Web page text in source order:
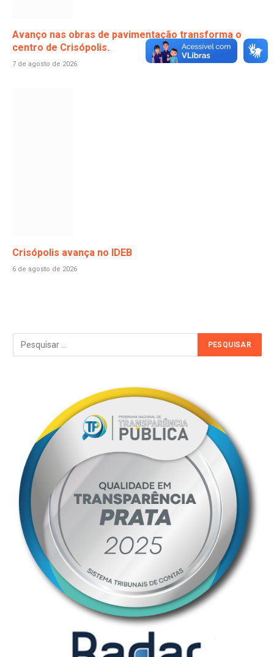
Avanço nas obras de pavimentação transforma o
centro de Crisópolis.
7 de agosto de 2026
Crisópolis avança no IDEB
6 de agosto de 2026